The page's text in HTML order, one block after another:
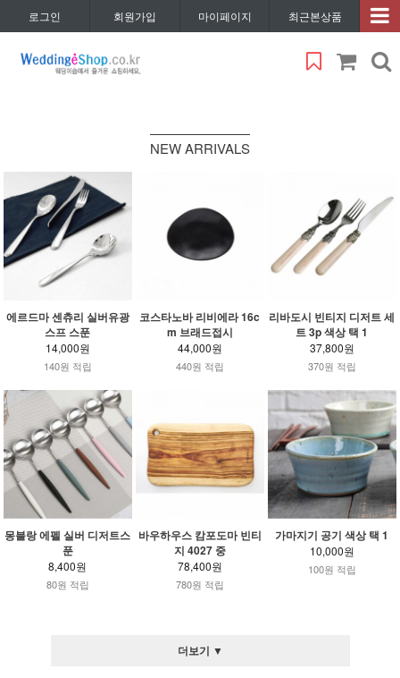
로그인 회원가입 마이페이지 최근본상품
NEW ARRIVALS
에르드마 센츄리 실버유광
스프 스푼
14,000원
140원 적립
코스타노바 리비에라 16c
m 브래드접시
44,000원
440원 적립
리바도시 빈티지 디저트 세
트 3p 색상 택 1
37,800원
370원 적립
몽블랑 에펠 실버 디저트스
푼
8,400원
80원 적립
바우하우스 캄포도마 빈티
지 4027 중
78,400원
780원 적립
가마지기 공기 색상 택 1
10,000원
100원 적립
더보기 ▼